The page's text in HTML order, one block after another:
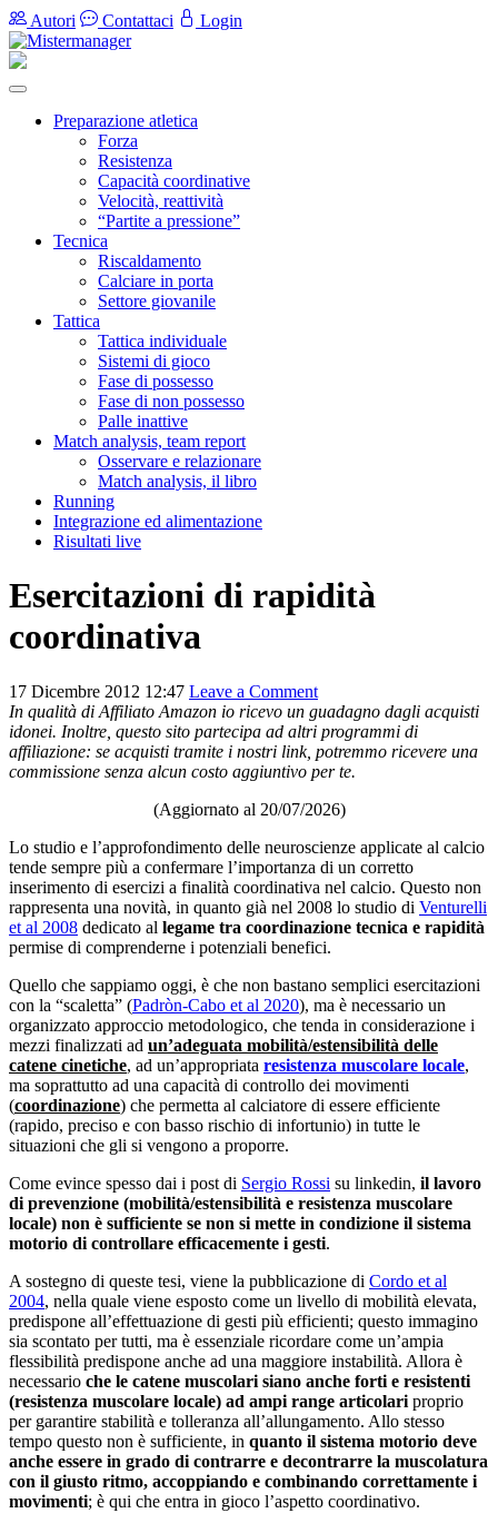
Autori Contattaci Login
Preparazione atletica
Forza
Resistenza
Capacità coordinative
Velocità, reattività
“Partite a pressione”
Tecnica
Riscaldamento
Calciare in porta
Settore giovanile
Tattica
Tattica individuale
Sistemi di gioco
Fase di possesso
Fase di non possesso
Palle inattive
Match analysis, team report
Osservare e relazionare
Match analysis, il libro
Running
Integrazione ed alimentazione
Risultati live
Esercitazioni di rapidità
coordinativa
17 Dicembre 2012 12:47 Leave a Comment
In qualità di Affiliato Amazon io ricevo un guadagno dagli acquisti
idonei. Inoltre, questo sito partecipa ad altri programmi di
affiliazione: se acquisti tramite i nostri link, potremmo ricevere una
commissione senza alcun costo aggiuntivo per te.
(Aggiornato al 20/07/2026)
Lo studio e l’approfondimento delle neuroscienze applicate al calcio
tende sempre più a confermare l’importanza di un corretto
inserimento di esercizi a finalità coordinativa nel calcio. Questo non
rappresenta una novità, in quanto già nel 2008 lo studio di Venturelli
et al 2008 dedicato al legame tra coordinazione tecnica e rapidità
permise di comprenderne i potenziali benefici.
Quello che sappiamo oggi, è che non bastano semplici esercitazioni
con la “scaletta” (Padròn-Cabo et al 2020), ma è necessario un
organizzato approccio metodologico, che tenda in considerazione i
mezzi finalizzati ad un’adeguata mobilità/estensibilità delle
catene cinetiche, ad un’appropriata resistenza muscolare locale,
ma soprattutto ad una capacità di controllo dei movimenti
(coordinazione) che permetta al calciatore di essere efficiente
(rapido, preciso e con basso rischio di infortunio) in tutte le
situazioni che gli si vengono a proporre.
Come evince spesso dai i post di Sergio Rossi su linkedin, il lavoro
di prevenzione (mobilità/estensibilità e resistenza muscolare
locale) non è sufficiente se non si mette in condizione il sistema
motorio di controllare efficacemente i gesti.
A sostegno di queste tesi, viene la pubblicazione di Cordo et al
2004, nella quale viene esposto come un livello di mobilità elevata,
predispone all’effettuazione di gesti più efficienti; questo immagino
sia scontato per tutti, ma è essenziale ricordare come un’ampia
flessibilità predispone anche ad una maggiore instabilità. Allora è
necessario che le catene muscolari siano anche forti e resistenti
(resistenza muscolare locale) ad ampi range articolari proprio
per garantire stabilità e tolleranza all’allungamento. Allo stesso
tempo questo non è sufficiente, in quanto il sistema motorio deve
anche essere in grado di contrarre e decontrarre la muscolatura
con il giusto ritmo, accoppiando e combinando correttamente i
movimenti; è qui che entra in gioco l’aspetto coordinativo.